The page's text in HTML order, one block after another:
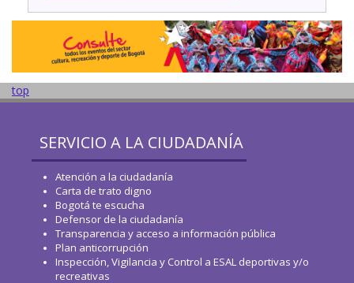
top
SERVICIO A LA CIUDADANÍA
Atención a la ciudadanía
Carta de trato digno
Bogotá te escucha
Defensor de la ciudadanía
Transparencia y acceso a información pública
Plan anticorrupción
Inspección, Vigilancia y Control a ESAL deportivas y/o
recreativas